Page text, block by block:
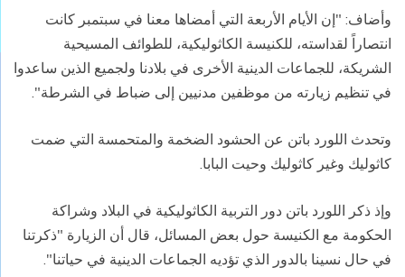
وأضاف: "إن الأيام الأربعة التي أمضاها معنا في سبتمبر كانت
انتصاراً لقداسته، للكنيسة الكاثوليكية، للطوائف المسيحية
الشريكة، للجماعات الدينية الأخرى في بلادنا ولجميع الذين ساعدوا
في تنظيم زيارته من موظفين مدنيين إلى ضباط في الشرطة".
وتحدث اللورد باتن عن الحشود الضخمة والمتحمسة التي ضمت
كاثوليك وغير كاثوليك وحيت البابا.
وإذ ذكر اللورد باتن دور التربية الكاثوليكية في البلاد وشراكة
الحكومة مع الكنيسة حول بعض المسائل، قال أن الزيارة "ذكرتنا
في حال نسينا بالدور الذي تؤديه الجماعات الدينية في حياتنا".